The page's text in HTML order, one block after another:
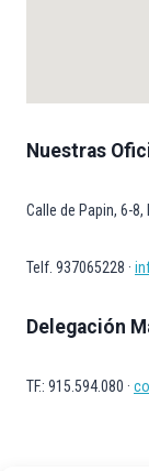
Nuestras
Calle de Papin, 6-
Telf. 937065228 ·
Delegación
TF.: 915.594.080 ·